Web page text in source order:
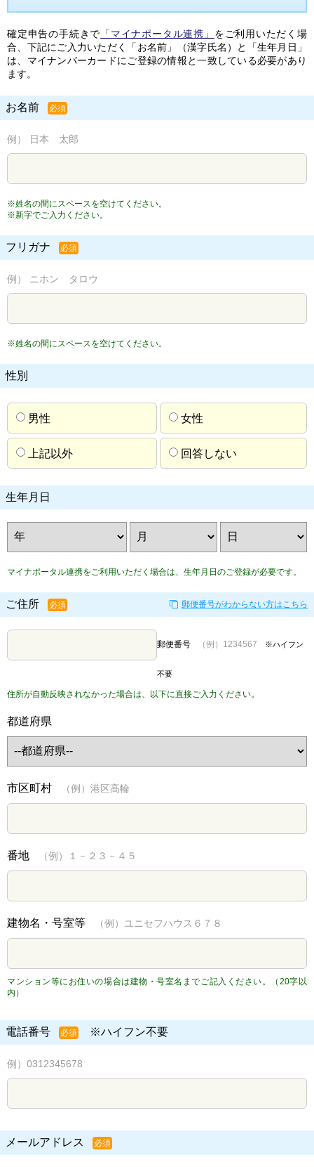
確定申告の手続きで 「マイナポータル連携」 をご利用いただく場
合、下記にご入力いただく「お名前」（漢字氏名）と「生年月日」
は、マイナンバーカードにご登録の情報と一致している必要があり
ます。
お名前 必須
例） 日本 太郎
※姓名の間にスペースを空けてください。
※新字でご入力ください。
フリガナ 必須
例） ニホン タロウ
※姓名の間にスペースを空けてください。
性別
男性 女性
上記以外 回答しない
生年月日
マイナポータル連携をご利用いただく場合は、生年月日のご登録が必要です。
ご住所 必須 郵便番号がわからない方はこちら
郵便番号 （例）1234567 ※ハイフン
不要
住所が自動反映されなかった場合は、以下に直接ご入力ください。
都道府県
市区町村 （例）港区高輪
番地 （例）１－２３－４５
建物名・号室等 （例）ユニセフハウス６７８
マンション等にお住いの場合は建物・号室名までご記入ください。（20字以
内）
電話番号 必須 ※ハイフン不要
例）0312345678
メールアドレス 必須